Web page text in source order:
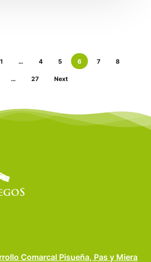
1 … 4 5 6 7 8
… 27 Next
Comarcal Pisueña, Pas y Miera